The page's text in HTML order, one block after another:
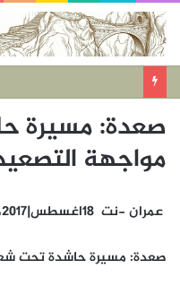
صعدة: مسيرة
مواجهة
عمران -نت 18اغسطس|2017م
صعدة: مسيرة حاشدة تحت